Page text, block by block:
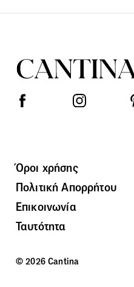
Όροι χρήσης
Πολιτική Απορρήτου
Επικοινωνία
Ταυτότητα
© 2026 Cantina